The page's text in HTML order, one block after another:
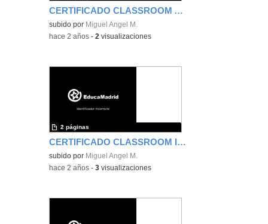
CERTIFICADO CLASSROOM AVANZADO
subido por Miguel Angel M.
-hace 2 años -2 visualizaciones
CERTIFICADO CLASSROOM INICIAL
subido por Miguel Angel M.
2 páginas
-hace 2 años -3 visualizaciones